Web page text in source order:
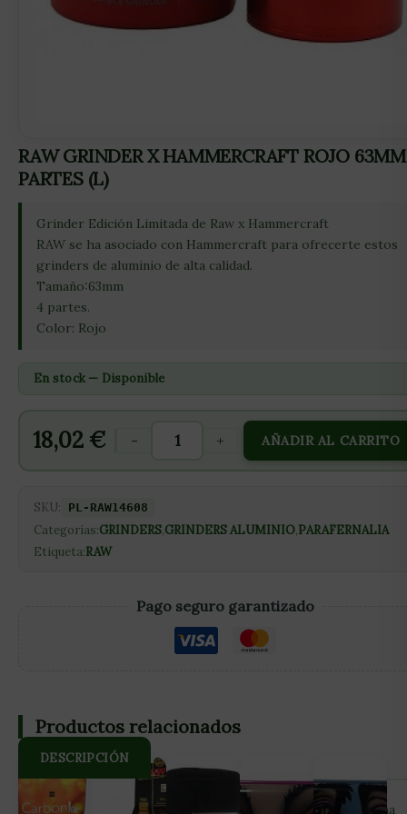
RAW GRINDER X HAMMERCRAFT ROJO
PARTES (L)
Grinder Edición Limitada de Raw x Hammercraft
RAW se ha asociado con Hammercraft para ofrecerte estos
grinders de aluminio de alta calidad.
Tamaño:63mm
4 partes.
Color: Rojo
En stock — Disponible
18,02 € - + AÑADIR AL CARRITO
SKU: PL-RAW14608
Categorías:GRINDERS,GRINDERS ALUMINIO,PARAFERNALIA
Etiqueta:RAW
Pago seguro garantizado
DESCRIPCIÓN
Grinder Edición Limitada de Raw x Hammercraft RAW se ha
Productos relacionados